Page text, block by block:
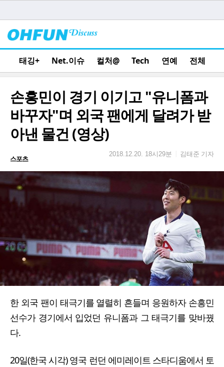
태깅+ Net.이슈 컬처@ Tech 연예 전체
손흥민이 경기 이기고 "유니폼과
바꾸자"며 외국 팬에게 달려가 받
아낸 물건 (영상)
스포츠
2018.12.20. 18시29분 김태준 기자
한 외국 팬이 태극기를 열렬히 흔들며 응원하자 손흥민
선수가 경기에서 입었던 유니폼과 그 태극기를 맞바꿨
다.
20일(한국 시각) 영국 런던 에미레이트 스타디움에서 토